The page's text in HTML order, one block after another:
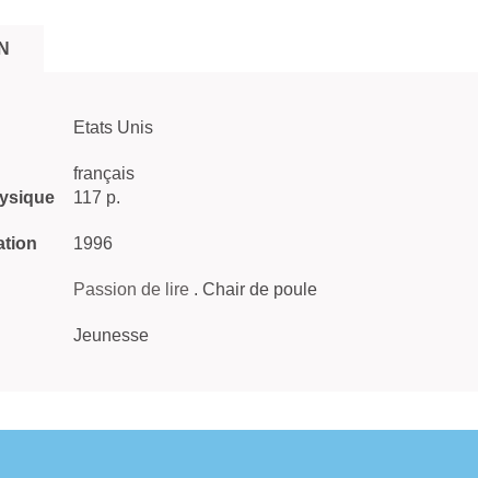
Etats Unis
français
117 p.
1996
Passion de lire . Chair de poule
Jeunesse